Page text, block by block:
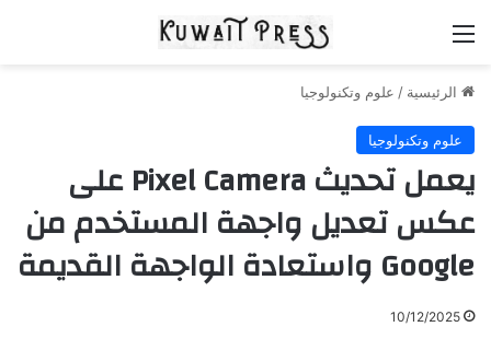
الرئيسية / علوم وتكنولوجيا
علوم وتكنولوجيا
يعمل تحديث Pixel Camera على
عكس تعديل واجهة المستخدم من
Google واستعادة الواجهة القديمة
10/12/2025